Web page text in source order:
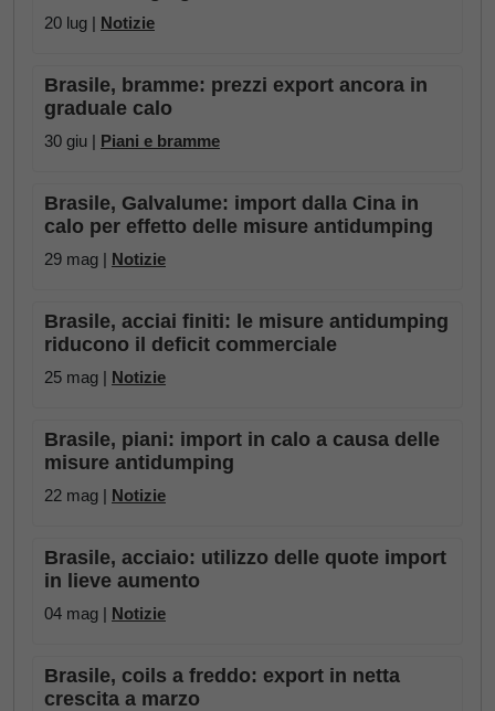
20 lug | Notizie
Brasile, bramme: prezzi export ancora in
graduale calo
30 giu | Piani e bramme
Brasile, Galvalume: import dalla Cina in
calo per effetto delle misure antidumping
29 mag | Notizie
Brasile, acciai finiti: le misure antidumping
riducono il deficit commerciale
25 mag | Notizie
Brasile, piani: import in calo a causa delle
misure antidumping
22 mag | Notizie
Brasile, acciaio: utilizzo delle quote import
in lieve aumento
04 mag | Notizie
Brasile, coils a freddo: export in netta
crescita a marzo